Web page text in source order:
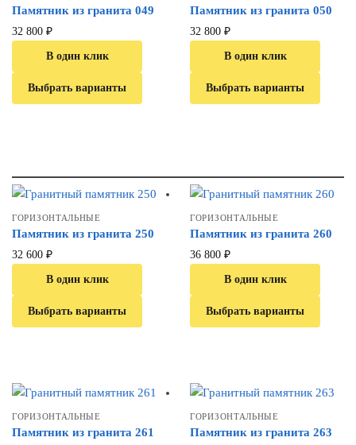
Памятник из гранита 049
32 800 ₽
В один клик
Выбрать варианты
Памятник из гранита 050
32 800 ₽
В один клик
Выбрать варианты
ГОРИЗОНТАЛЬНЫЕ
Памятник из гранита 250
32 600 ₽
В один клик
Выбрать варианты
ГОРИЗОНТАЛЬНЫЕ
Памятник из гранита 260
36 800 ₽
В один клик
Выбрать варианты
ГОРИЗОНТАЛЬНЫЕ
Памятник из гранита 261
ГОРИЗОНТАЛЬНЫЕ
Памятник из гранита 263